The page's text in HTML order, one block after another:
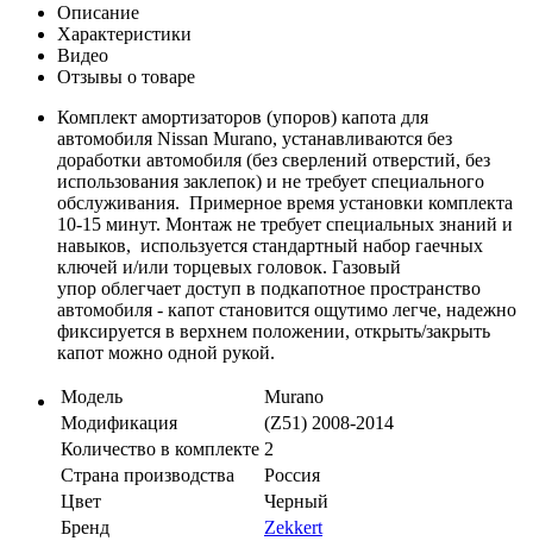
Описание
Характеристики
Видео
Отзывы о товаре
Комплект амортизаторов (упоров) капота для
автомобиля Nissan Murano, устанавливаются без
доработки автомобиля (без сверлений отверстий, без
использования заклепок) и не требует специального
обслуживания. Примерное время установки комплекта
10-15 минут. Монтаж не требует специальных знаний и
навыков, используется стандартный набор гаечных
ключей и/или торцевых головок. Газовый
упор облегчает доступ в подкапотное пространство
автомобиля - капот становится ощутимо легче, надежно
фиксируется в верхнем положении, открыть/закрыть
капот можно одной рукой.
Модель
Murano
Модификация
(Z51) 2008-2014
Количество в комплекте 2
Страна производства
Россия
Цвет
Черный
Бренд
Zekkert